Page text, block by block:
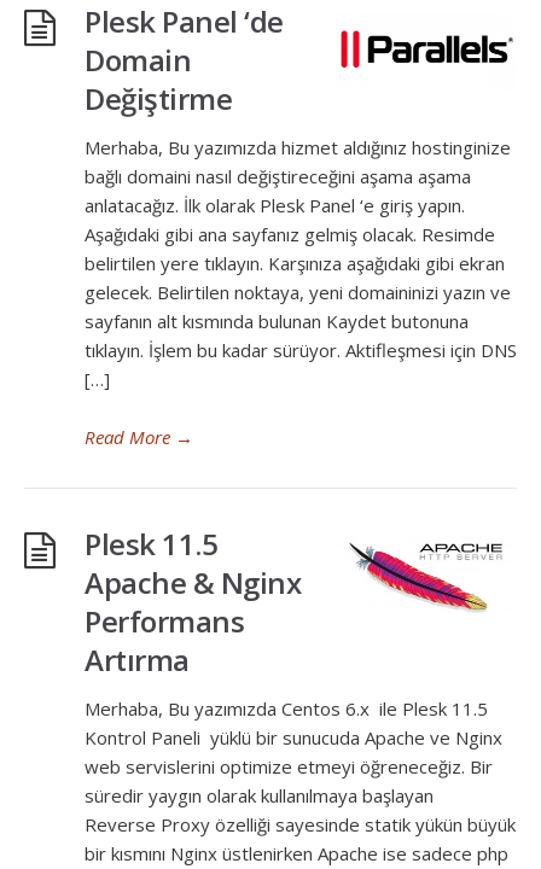
Plesk Panel ‘de
Domain
Değiştirme
Merhaba, Bu yazımızda hizmet aldığınız hostinginize
bağlı domaini nasıl değiştireceğini aşama aşama
anlatacağız. İlk olarak Plesk Panel ‘e giriş yapın.
Aşağıdaki gibi ana sayfanız gelmiş olacak. Resimde
belirtilen yere tıklayın. Karşınıza aşağıdaki gibi ekran
gelecek. Belirtilen noktaya, yeni domaininizi yazın ve
sayfanın alt kısmında bulunan Kaydet butonuna
tıklayın. İşlem bu kadar sürüyor. Aktifleşmesi için DNS
[…]
Read More →
Plesk 11.5
Apache & Nginx
Performans
Artırma
Merhaba, Bu yazımızda Centos 6.x ile Plesk 11.5
Kontrol Paneli yüklü bir sunucuda Apache ve Nginx
web servislerini optimize etmeyi öğreneceğiz. Bir
süredir yaygın olarak kullanılmaya başlayan
Reverse Proxy özelliği sayesinde statik yükün büyük
bir kısmını Nginx üstlenirken Apache ise sadece php